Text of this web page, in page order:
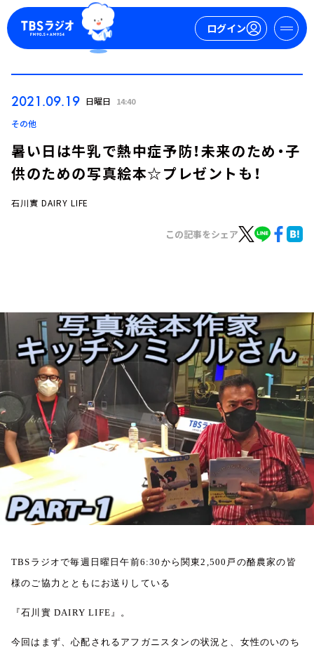
ログイン
お知らせ
イベント・グッズ
YouTube
会社情報
2021.09.19 日曜日 14:40
その他
暑い日は牛乳で熱中症予防！未来のため・子
供のための写真絵本☆プレゼントも！
石川實 DAIRY LIFE
この記事をシェア
TBS ラジオで毎週日曜日午前6:30 から関東2,500 戸の酪農家の皆
様のご協力とともにお送りしている
『石川實 DAIRY LIFE』。
今回はまず、心配されるアフガニスタンの状況と、女性のいのち